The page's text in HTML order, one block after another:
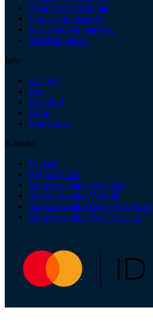
Ventilatori za kupatilo
Vodovodni materijal
Kanalizacioni materijal
Rezervni delovi
Info
O nama
Blog
Brendovi
Outlet
Prodavnice
Kontakt
Kontakt
021 6333 450
Salon keramike Novi Sad
Salon keramike Veternik
Salon keramike Beograd Leštane
Salon keramike Surčin Ledine